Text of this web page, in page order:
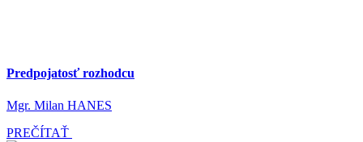
Predpojatosť rozhodcu
Mgr. Milan HANES
PREČÍTAŤ